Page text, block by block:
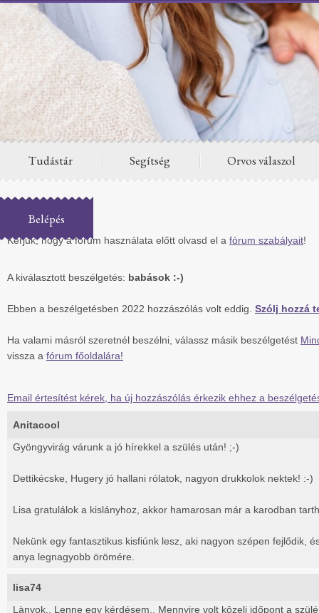
Tudástár Segítség Orvos válaszol
Belépés
Fórum
Kérjük, hogy a fórum használata előtt olvasd el a fórum szabályait!
A kiválasztott beszélgetés: babások :-)
Ebben a beszélgetésben 2022 hozzászólás volt eddig. Szólj hozzá
Ha valami másról szeretnél beszélni, válassz másik beszélgetést
vissza a fórum főoldalára!
Email értesítést kérek, ha új hozzászólás érkezik ehhez a
Anitacool
Gyöngyvirág várunk a jó hírekkel a szülés után! ;-)
Dettikécske, Hugery jó hallani rólatok, nagyon drukkolok nektek! :-)
Lisa gratulálok a kislányhoz, akkor hamarosan már a karodban
Nekünk egy fantasztikus kisfiúnk lesz, aki nagyon szépen fejlődik,
anya legnagyobb örömére.
lisa74
Lànyok.. Lenne egy kérdésem.. Mennyire volt kôzeli időpont a